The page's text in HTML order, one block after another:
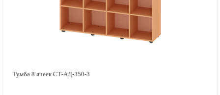
Тумба 8 ячеек СТ-АД-350-3